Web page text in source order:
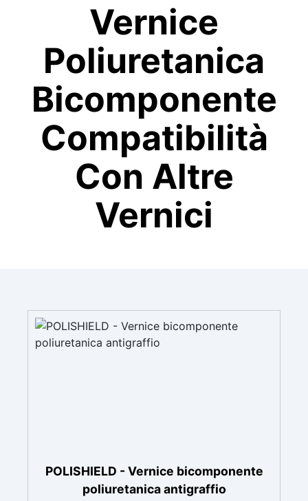
Vernice
Poliuretanica
Bicomponente
Compatibilità
Con Altre
Vernici
POLISHIELD - Vernice bicomponente
poliuretanica antigraffio